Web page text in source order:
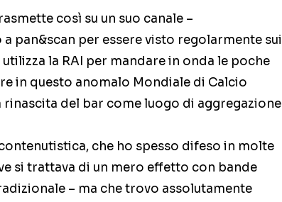
così su un suo canale –
pan&scan per essere visto regolarmente sui
la RAI per mandare in onda le poche
in questo anomalo Mondiale di Calcio
rinascita del bar come luogo di aggregazione
che ho spesso difeso in molte
si trattava di un mero effetto con bande
– ma che trovo assolutamente